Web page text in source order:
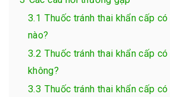
3.1 Thuốc tránh thai khẩn cấp
nào?
3.2 Thuốc tránh thai khẩn cấp
không?
3.3 Thuốc tránh thai khẩn cấp